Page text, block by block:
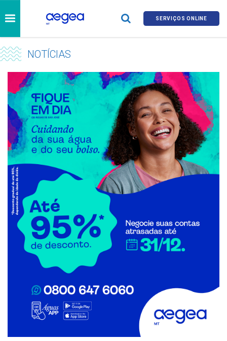
SERVIÇOS ONLINE
NOTÍCIAS